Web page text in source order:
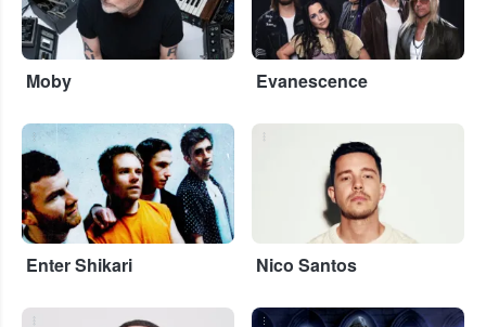
Moby Evanescence
...
Enter Shikari Nico Santos
...